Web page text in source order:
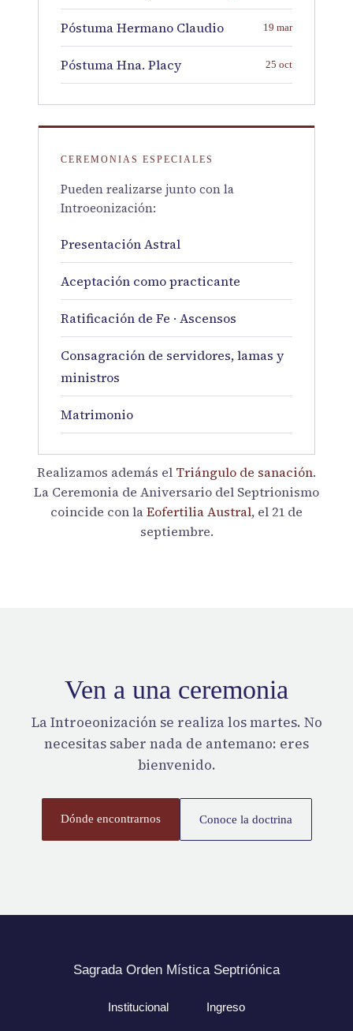
Póstuma Hermano Claudio 19 mar
Póstuma Hna. Placy 25 oct
CEREMONIAS ESPECIALES
Pueden realizarse junto con la
Introeonización:
Presentación Astral
Aceptación como practicante
Ratificación de Fe · Ascensos
Consagración de servidores, lamas y
ministros
Matrimonio
Realizamos además el Triángulo de sanación.
La Ceremonia de Aniversario del Septrionismo
coincide con laEofertilia Austral, el 21 de
septiembre.
Ven a una ceremonia
La Introeonización se realiza los martes. No
necesitas saber nada de antemano: eres
bienvenido.
Dónde encontrarnos Conoce la doctrina
Sagrada Orden Mística Septriónica
Institucional Ingreso